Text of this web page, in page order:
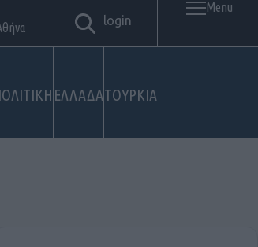
ΕΛΛΑΔΑΤΟΥΡΚΙΑ
login
Menu